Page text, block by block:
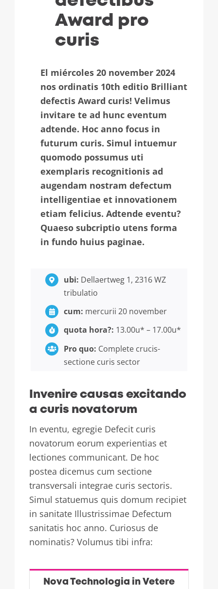
Award pro
curis
El miércoles 20 november 2024
nos ordinatis 10th editio Brilliant
defectis Award curis! Velimus
invitare te ad hunc eventum
adtende. Hoc anno focus in
futurum curis. Simul intuemur
quomodo possumus uti
exemplaris recognitionis ad
augendam nostram defectum
intelligentiae et innovationem
etiam felicius. Adtende eventu?
Quaeso subcriptio utens forma
in fundo huius paginae.
ubi: Dellaertweg 1, 2316 WZ
tribulatio
cum: mercurii 20 november
quota hora?: 13.00u* – 17.00u*
Pro quo: Complete crucis-
sectione curis sector
Invenire causas excitando
a curis novatorum
In eventu, egregie Defecit curis
novatorum eorum experientias et
lectiones communicant. De hoc
postea dicemus cum sectione
transversali integrae curis sectoris.
Simul statuemus quis domum recipiet
in sanitate Illustrissimae Defectum
sanitatis hoc anno. Curiosus de
nominatis? Volumus tibi infra:
Nova Technologia in Vetere